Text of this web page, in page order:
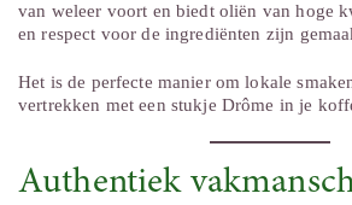
van weleer voort en biedt oliën van hoge
en respect voor de ingrediënten zijn
Het is de perfecte manier om lokale
vertrekken met een stukje Drôme in je
Authentiek